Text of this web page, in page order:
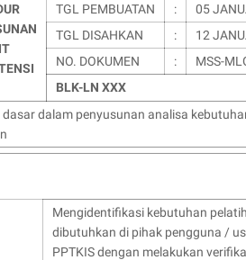
TGL PEMBUATAN :
05
TGL DISAHKAN
:
12
NO. DOKUMEN
:
MSS-
BLK-LN XXX
dasar dalam penyusunan analisa
Mengidentifikasi kebutuhan
dibutuhkan di pihak pengguna /
PPTKIS dengan melakukan